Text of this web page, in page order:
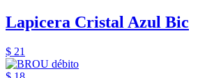
Lapicera Cristal Azul Bic
$ 21